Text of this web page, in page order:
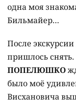
одна моя
Бильмайер…
После
пришлось
ПОПЕЛЮШКО
было моё
Висхановича